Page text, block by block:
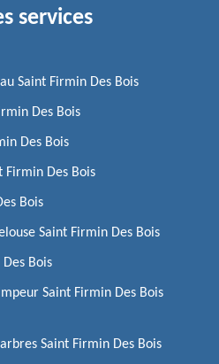
services
Saint Firmin Des Bois
Des Bois
Des Bois
Firmin Des Bois
Bois
Saint Firmin Des Bois
Bois
Saint Firmin Des Bois
Saint Firmin Des Bois